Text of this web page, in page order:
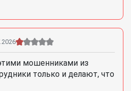
мошенниками из
только и делают, что